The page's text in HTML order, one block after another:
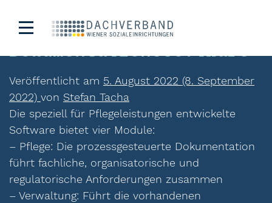
Cairful – Planungs- und
Dokumentationssoftware
Veröffentlicht am 5. August 2022 (8. September
2022) von Stefan Tacha
Die speziell für Pflegeleistungen entwickelte
Software bietet vier Module:
– Pflege: Die prozessgesteuerte Dokumentation
führt fachliche, organisatorische und
regulatorische Anforderungen zusammen
– Verwaltung: Führt die vorhandenen